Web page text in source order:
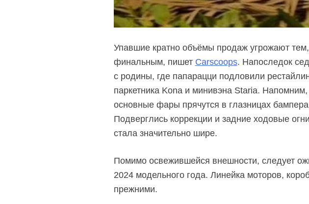
Упавшие кратно объёмы продаж угрожают
финальным, пишет Carscoops. Напоследок
с родины, где папарацци подловили
паркетника Kona и минивэна Staria.
основные фары прячутся в глазницах
Подверглись коррекции и задние ходовые
стала значительно шире.
Помимо освежившейся внешности, следует
2024 модельного года. Линейка моторов,
прежними.